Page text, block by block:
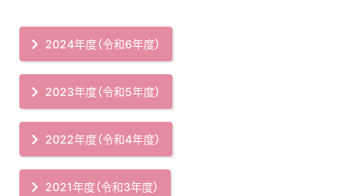
2024年度（令和6年度）
2023年度（令和5年度）
2022年度（令和4年度）
2021年度（令和3年度）